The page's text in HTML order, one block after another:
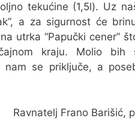
tekućine (1,5l). Uz
a za sigurnost će
utrka “Papučki cener”
kraju. Molio bih
se priključe, a
Ravnatelj Frano Barišić,